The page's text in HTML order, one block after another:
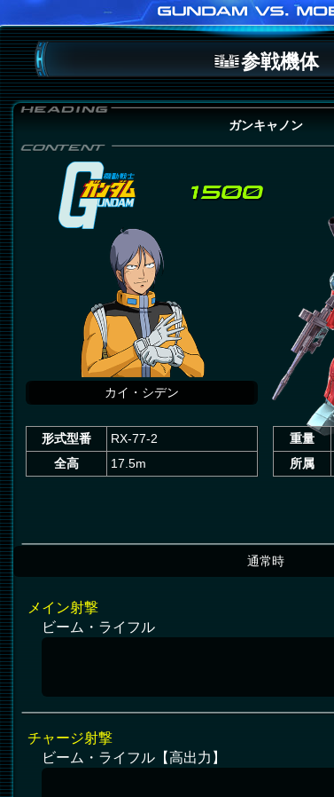
参戦機体
ガンキャノン
カイ・シデン
形式型番
RX-77-2
全高
17.5m
重量
所属
通常時
メイン射撃
ビーム・ライフル
チャージ射撃
ビーム・ライフル【高出力】